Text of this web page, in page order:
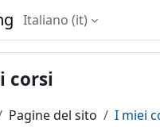
Italiano ‎(it)‎
corsi
Pagine del sito I miei